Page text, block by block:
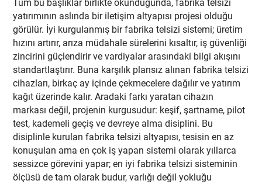
Tüm bu başlıklar birlikte okunduğunda, fabrika telsizi
yatırımının aslında bir iletişim altyapısı projesi olduğu
görülür. İyi kurgulanmış bir fabrika telsizi sistemi; üretim
hızını artırır, arıza müdahale sürelerini kısaltır, iş güvenliği
zincirini güçlendirir ve vardiyalar arasındaki bilgi akışını
standartlaştırır. Buna karşılık plansız alınan fabrika telsizi
cihazları, birkaç ay içinde çekmecelere dağılır ve yatırım
kağıt üzerinde kalır. Aradaki farkı yaratan cihazın
markası değil, projenin kurgusudur: keşif, şartname, pilot
test, kademeli geçiş ve devreye alma disiplini. Bu
disiplinle kurulan fabrika telsizi altyapısı, tesisin en az
konuşulan ama en çok iş yapan sistemi olarak yıllarca
sessizce görevini yapar; en iyi fabrika telsizi sisteminin
ölçüsü de tam olarak budur, varlığı değil yokluğu